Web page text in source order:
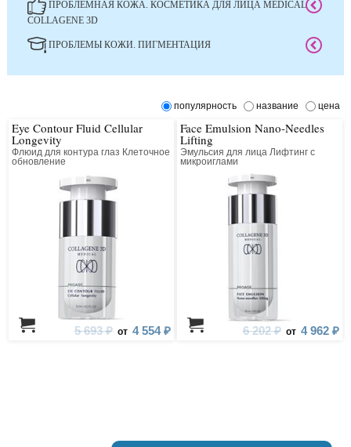
ПРОБЛЕМНАЯ КОЖА. КОСМЕТИКА ДЛЯ ЛИЦА MEDICAL
COLLAGENE 3D
ПРОБЛЕМЫ КОЖИ. ПИГМЕНТАЦИЯ
популярность название цена
Eye Contour Fluid Cellular
Longevity
Флюид для контура глаз Клеточное
обновление
5 693 ₽ от 4 554 ₽
Face Emulsion Nano-Needles
Lifting
Эмульсия для лица Лифтинг с
микроиглами
6 202 ₽ от 4 962 ₽